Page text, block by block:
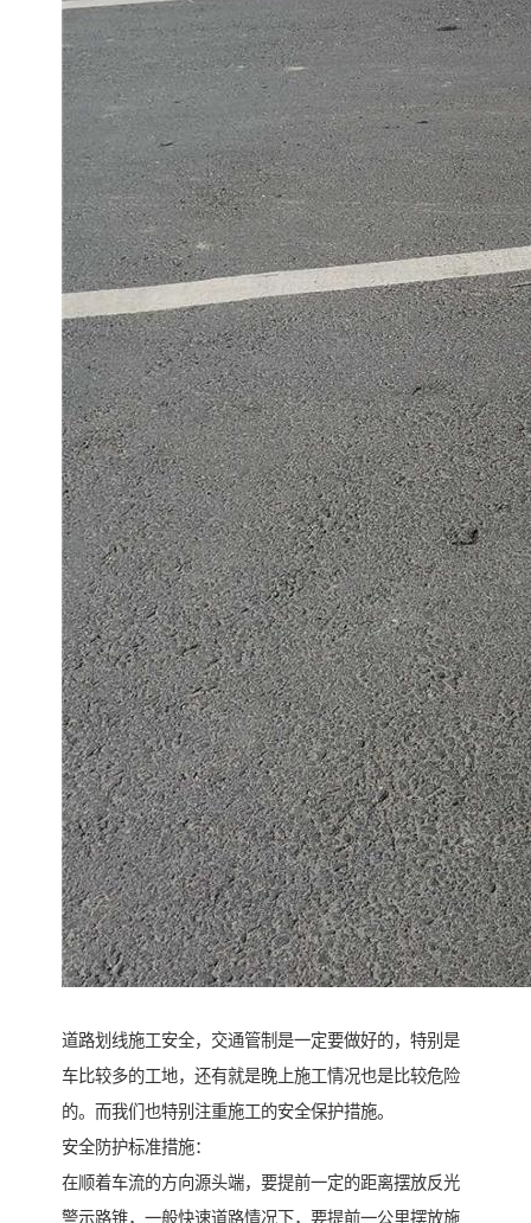
道路划线施工安全，交通管制是一定要做好的，特别是
车比较多的工地，还有就是晚上施工情况也是比较危险
的。而我们也特别注重施工的安全保护措施。
安全防护标准措施：
在顺着车流的方向源头端，要提前一定的距离摆放反光
警示路锥，一般快速道路情况下，要提前一公里摆放施